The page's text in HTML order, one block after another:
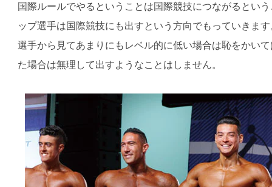
国際ルールでやるということは国際競技につながるとい
ップ選手は国際競技にも出すという方向でもっていきま
選手から見てあまりにもレベル的に低い場合は恥をかい
た場合は無理して出すようなことはしません。